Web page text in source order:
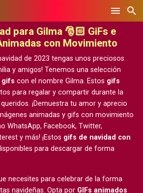
para Gilma 🎅🏻 GiFs e
con Movimiento
de 2023 tengas unos preciosos
y amigos! Tenemos una selección
gifs con el nombre Gilma. Estos gifs
para regalar y compartir durante la
¡Demuestra tu amor y aprecio
animadas y gifs con movimiento
WhatsApp, Facebook, Twitter,
y más! ¡Estos gifs de navidad con
para descargar de forma
necesites para celebrar de la forma
navideñas. Opta por GIFs animados